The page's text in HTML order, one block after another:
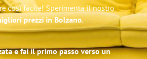
così facile! Sperimenta il nostro
prezzi in Bolzano.
e fai il primo passo verso un